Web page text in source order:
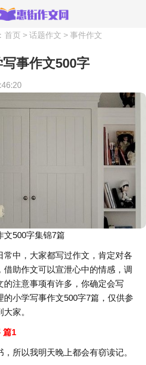
首页 > 话题作文 > 事件作文
事作文500字
文500字集锦7篇
常中，大家都写过作文，肯定对各
借助作文可以宣泄心中的情感，调
的注意事项有许多，你确定会写
的小学写事作文500字7篇，仅供参
家。
篇1
所以我明天晚上都会有窃读记。